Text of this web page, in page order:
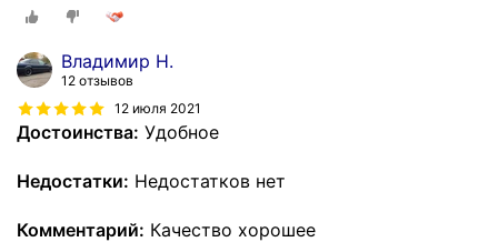
Владимир Н.
12 отзывов
12 июля 2021
Достоинства: Удобное
Недостатки: Недостатков нет
Комментарий: Качество хорошее